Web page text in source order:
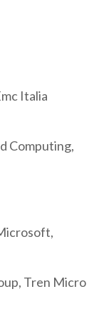
Italia
Computing,
Tren Micro